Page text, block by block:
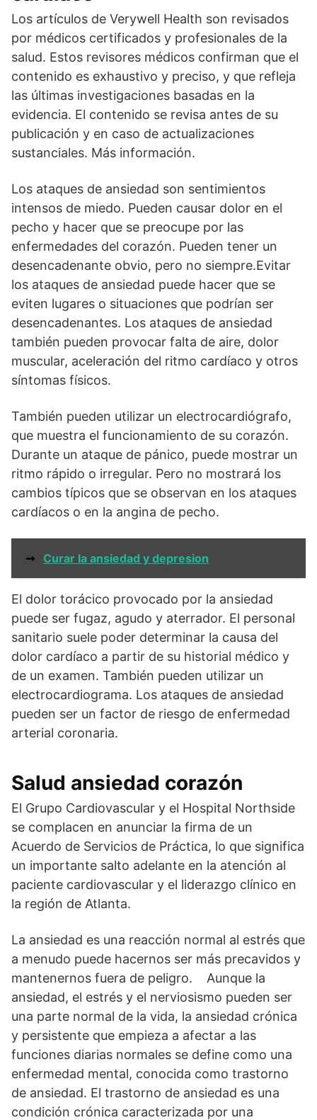
Los artículos de Verywell Health son revisados
por médicos certificados y profesionales de la
salud. Estos revisores médicos confirman que el
contenido es exhaustivo y preciso, y que refleja
las últimas investigaciones basadas en la
evidencia. El contenido se revisa antes de su
publicación y en caso de actualizaciones
sustanciales. Más información.
Los ataques de ansiedad son sentimientos
intensos de miedo. Pueden causar dolor en el
pecho y hacer que se preocupe por las
enfermedades del corazón. Pueden tener un
desencadenante obvio, pero no siempre.Evitar
los ataques de ansiedad puede hacer que se
eviten lugares o situaciones que podrían ser
desencadenantes. Los ataques de ansiedad
también pueden provocar falta de aire, dolor
muscular, aceleración del ritmo cardíaco y otros
síntomas físicos.
También pueden utilizar un electrocardiógrafo,
que muestra el funcionamiento de su corazón.
Durante un ataque de pánico, puede mostrar un
ritmo rápido o irregular. Pero no mostrará los
cambios típicos que se observan en los ataques
cardíacos o en la angina de pecho.
➞ Curar la ansiedad y depresion
El dolor torácico provocado por la ansiedad
puede ser fugaz, agudo y aterrador. El personal
sanitario suele poder determinar la causa del
dolor cardíaco a partir de su historial médico y
de un examen. También pueden utilizar un
electrocardiograma. Los ataques de ansiedad
pueden ser un factor de riesgo de enfermedad
arterial coronaria.
Salud ansiedad corazón
El Grupo Cardiovascular y el Hospital Northside
se complacen en anunciar la firma de un
Acuerdo de Servicios de Práctica, lo que significa
un importante salto adelante en la atención al
paciente cardiovascular y el liderazgo clínico en
la región de Atlanta.
La ansiedad es una reacción normal al estrés que
a menudo puede hacernos ser más precavidos y
mantenernos fuera de peligro. Aunque la
ansiedad, el estrés y el nerviosismo pueden ser
una parte normal de la vida, la ansiedad crónica
y persistente que empieza a afectar a las
funciones diarias normales se define como una
enfermedad mental, conocida como trastorno
de ansiedad. El trastorno de ansiedad es una
condición crónica caracterizada por una